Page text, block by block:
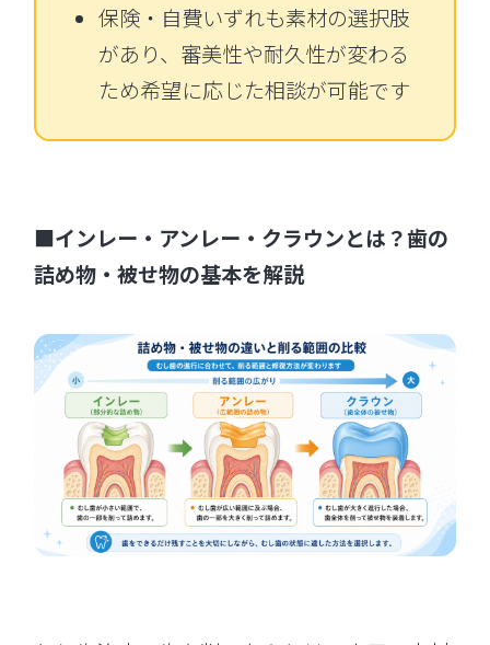
保険・自費いずれも素材の選択肢
があり、審美性や耐久性が変わる
ため希望に応じた相談が可能です
■インレー・アンレー・クラウンとは？歯の
詰め物・被せ物の基本を解説